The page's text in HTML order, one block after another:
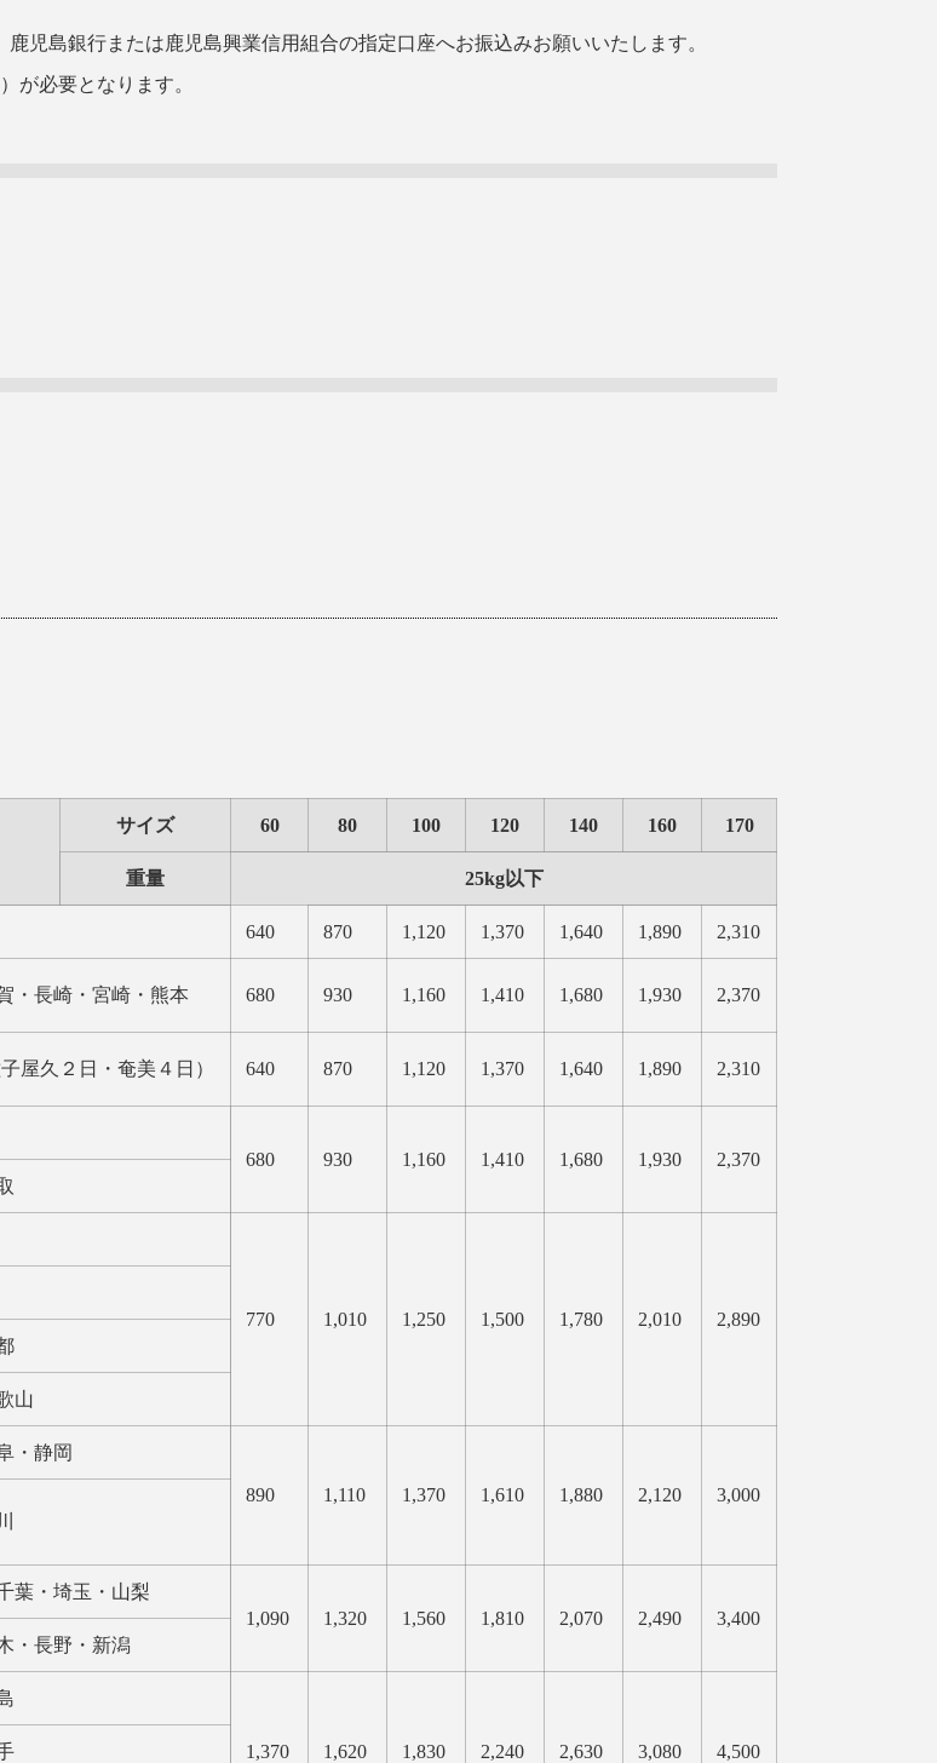
児島銀行または鹿児島興業信用組合の指定口座へお振込みお願いいたします。
が必要となります。
サイズ 60 80 100 120 140 160 170
重量 25kg以下
640 870 1,120 1,370 1,640 1,890 2,310
・長崎・宮崎・熊本 680 930 1,160 1,410 1,680 1,930 2,370
屋久２日・奄美４日） 640 870 1,120 1,370 1,640 1,890 2,310
680
930 1,160 1,410 1,680 1,930
2,370
770 1,010 1,250 1,500 1,780 2,010 2,890
山
・静岡
890 1,110 1,370 1,610 1,880 2,120 3,000
葉・埼玉・山梨
1,090
1,320 1,560 1,810 2,070 2,490
3,400
・長野・新潟
1,370 1,620 1,830 2,240 2,630 3,080 4,500